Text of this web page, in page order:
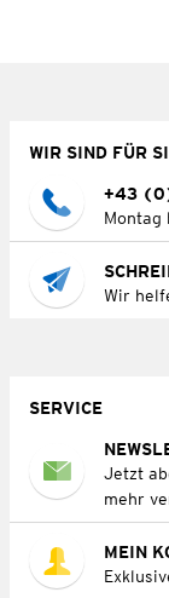
WIR SIND FÜR
+43
Montag
Wir
SERVICE
Jetzt
mehr
MEIN